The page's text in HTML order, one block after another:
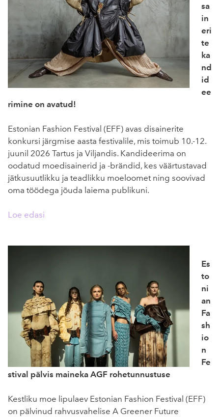
sa
in
eri
te
ka
nd
id
ee
rimine on avatud!
Estonian Fashion Festival (EFF) avas disainerite
konkursi järgmise aasta festivalile, mis toimub 10.-12.
juunil 2026 Tartus ja Viljandis. Kandideerima on
oodatud moedisainerid ja -brändid, kes väärtustavad
jätkusuutlikku ja teadlikku moeloomet ning soovivad
oma töödega jõuda laiema publikuni.
Loe edasi
Es
to
ni
an
Fa
sh
io
n
Fe
stival pälvis maineka AGF rohetunnustuse
Kestliku moe lipulaev Estonian Fashion Festival (EFF)
on pälvinud rahvusvahelise A Greener Future